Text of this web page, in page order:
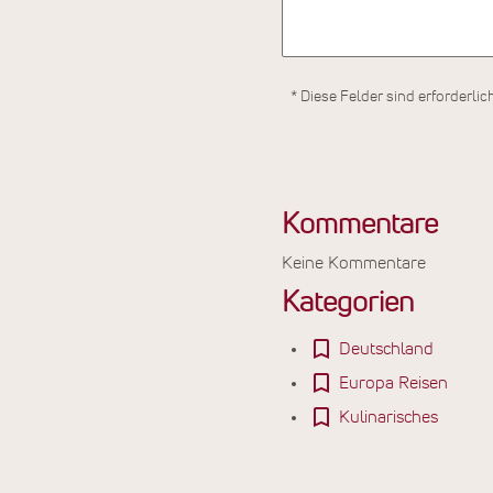
* Diese Felder sind
Kommentare
Keine Kommentare
Kategorien
Deutschland
Europa Reisen
Kulinarisches